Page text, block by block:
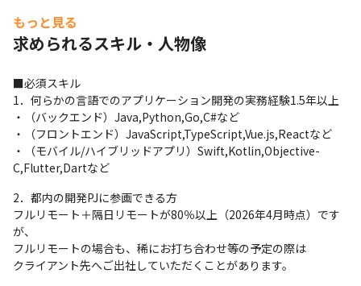
■リゾームの「案件選択制度」の特長
ASP.NET Core・Django・Flaskなどバックエンドフレームワーク
やVue.js・React・Next.jsなどフロントエンド、AWSなどクラウド
までスキルを広げられるプロジェクトをご提案いたします。
◎100%開発案件のみ。テスターやヘルプデスクなどキャリアに繋
がらない案件は事業部として一切請け負いません
ン/単価/勤務時間・残業時間など、担当エージェントがご希望を直
接ヒアリングした上で、厳選したプロジェクトを複数ご提案しま
す
◎慢性的な残業/納期遅延で炎上/単価が低い/人間関係が厳しいな
ど条件がきついプロジェクトは一切請け負いません
もっと見る
求められるスキル・人物像
■必須スキル
1．何らかの言語でのアプリケーション開発の実務経験1.5年以上
・（バックエンド）Java,Python,Go,C#など
・（フロントエンド）JavaScript,TypeScript,Vue.js,Reactなど
・（モバイル/ハイブリッドアプリ）Swift,Kotlin,Objective-
C,Flutter,Dartなど
2．都内の開発PJに参画できる方
フルリモート＋隔日リモートが80％以上（2026年4月時点）です
が、
フルリモートの場合も、稀にお打ち合わせ等の予定の際は
クライアント先へご出社していただくことがあります。